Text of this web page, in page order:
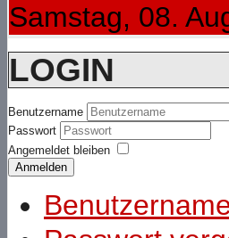
Samstag, 08.
LOGIN
Benutzername
Passwort
Angemeldet bleiben
Anmelden